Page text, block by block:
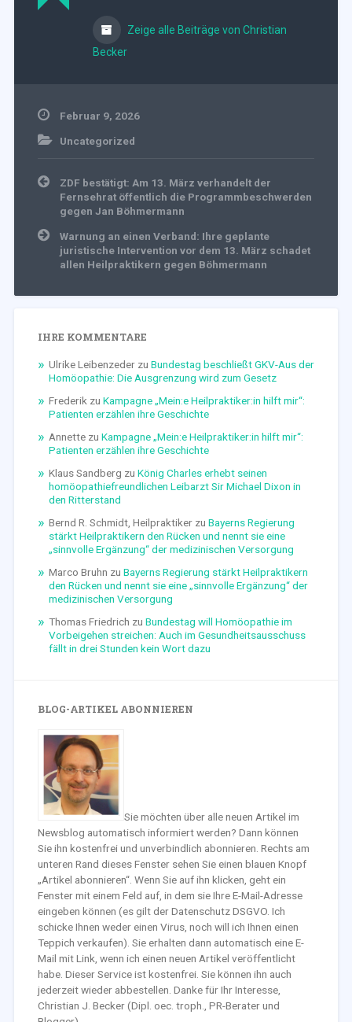
Zeige alle Beiträge von Christian
Becker
Februar 9, 2026
Uncategorized
Beitragsnavigation
ZDF bestätigt: Am 13. März verhandelt der
Fernsehrat öffentlich die Programmbeschwerden
gegen Jan Böhmermann
Warnung an einen Verband: Ihre geplante
juristische Intervention vor dem 13. März schadet
allen Heilpraktikern gegen Böhmermann
IHRE KOMMENTARE
Ulrike Leibenzederzu Bundestag beschließt GKV-Aus der
Homöopathie: Die Ausgrenzung wird zum Gesetz
Frederik zu Kampagne „Mein:e Heilpraktiker:in hilft mir“:
Patienten erzählen ihre Geschichte
Annettezu Kampagne „Mein:e Heilpraktiker:in hilft mir“:
Patienten erzählen ihre Geschichte
Klaus Sandberg zu König Charles erhebt seinen
homöopathiefreundlichen Leibarzt Sir Michael Dixon in
den Ritterstand
Bernd R. Schmidt, Heilpraktikerzu Bayerns Regierung
stärkt Heilpraktikern den Rücken und nennt sie eine
„sinnvolle Ergänzung“ der medizinischen Versorgung
Marco Bruhn zu Bayerns Regierung stärkt Heilpraktikern
den Rücken und nennt sie eine „sinnvolle Ergänzung“ der
medizinischen Versorgung
Thomas Friedrich zu Bundestag will Homöopathie im
Vorbeigehen streichen: Auch im Gesundheitsausschuss
fällt in drei Stunden kein Wort dazu
BLOG-ARTIKEL ABONNIEREN
Sie möchten über alle neuen Artikel im
Newsblog automatisch informiert werden? Dann können
Sie ihn kostenfrei und unverbindlich abonnieren. Rechts am
unteren Rand dieses Fenster sehen Sie einen blauen Knopf
„Artikel abonnieren“. Wenn Sie auf ihn klicken, geht ein
Fenster mit einem Feld auf, in dem sie Ihre E-Mail-Adresse
eingeben können (es gilt der Datenschutz DSGVO. Ich
schicke Ihnen weder einen Virus, noch will ich Ihnen einen
Teppich verkaufen). Sie erhalten dann automatisch eine E-
Mail mit Link, wenn ich einen neuen Artikel veröffentlicht
habe. Dieser Service ist kostenfrei. Sie können ihn auch
jederzeit wieder abbestellen. Danke für Ihr Interesse,
Christian J. Becker (Dipl. oec. troph., PR-Berater und